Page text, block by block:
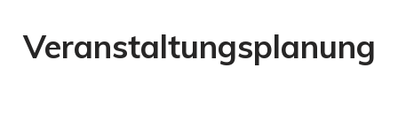
Veranstaltungsplanung